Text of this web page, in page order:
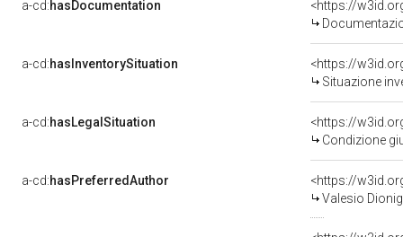
a-cd:hasDocumentation
a-cd:hasInventorySituation
<https://
Situazione
a-cd:hasLegalSituation
<https://
Condizione
a-cd:hasPreferredAuthor
<https://
Valesio